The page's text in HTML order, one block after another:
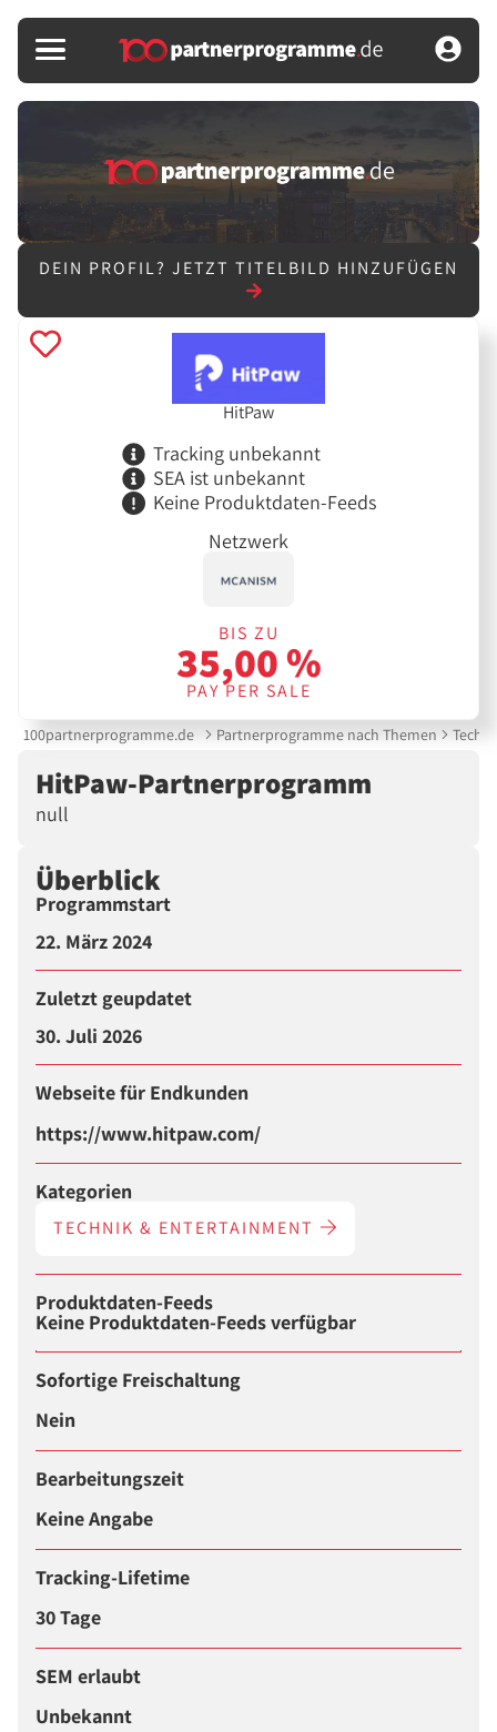
DEIN PROFIL? JETZT TITELBILD HINZUFÜGEN
HitPaw
Tracking unbekannt
SEA ist unbekannt
Keine Produktdaten-Feeds
Netzwerk
BIS ZU
35,00 %
PAY PER SALE
100partnerprogramme.de Partnerprogramme nach Themen
HitPaw-Partnerprogramm
null
Überblick
Programmstart
22. März 2024
Zuletzt geupdatet
30. Juli 2026
Webseite für Endkunden
https://www.hitpaw.com/
Kategorien
TECHNIK & ENTERTAINMENT
Produktdaten-Feeds
Keine Produktdaten-Feeds verfügbar
Sofortige Freischaltung
Nein
Bearbeitungszeit
Keine Angabe
Tracking-Lifetime
30 Tage
SEM erlaubt
Unbekannt